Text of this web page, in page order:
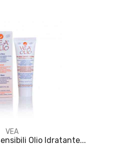
VEA
Olio Idratante...